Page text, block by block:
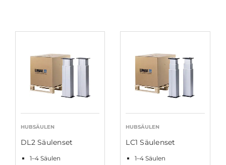
HUBSÄULEN
DL2 Säulenset
1–4 Säulen
HUBSÄULEN
LC1 Säulenset
1–4 Säulen